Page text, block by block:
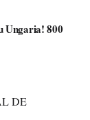
Ungaria! 800